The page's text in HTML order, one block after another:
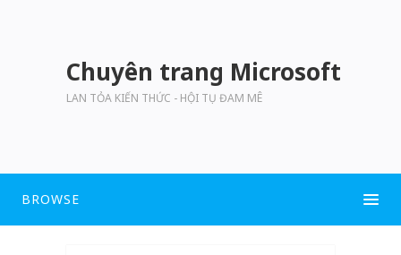
Chuyên trang Microsoft
LAN TỎA KIẾN THỨC - HỘI TỤ ĐAM MÊ
BROWSE